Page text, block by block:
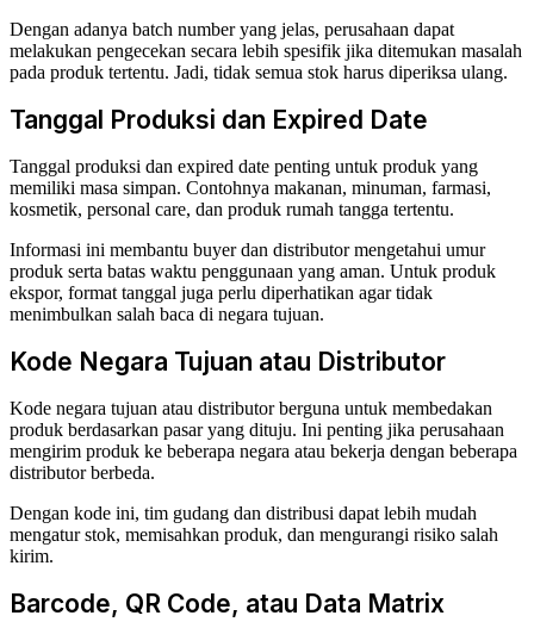
Dengan adanya batch number yang jelas, perusahaan dapat
melakukan pengecekan secara lebih spesifik jika ditemukan masalah
pada produk tertentu. Jadi, tidak semua stok harus diperiksa ulang.
Tanggal Produksi dan Expired Date
Tanggal produksi dan expired date penting untuk produk yang
memiliki masa simpan. Contohnya makanan, minuman, farmasi,
kosmetik, personal care, dan produk rumah tangga tertentu.
Informasi ini membantu buyer dan distributor mengetahui umur
produk serta batas waktu penggunaan yang aman. Untuk produk
ekspor, format tanggal juga perlu diperhatikan agar tidak
menimbulkan salah baca di negara tujuan.
Kode Negara Tujuan atau Distributor
Kode negara tujuan atau distributor berguna untuk membedakan
produk berdasarkan pasar yang dituju. Ini penting jika perusahaan
mengirim produk ke beberapa negara atau bekerja dengan beberapa
distributor berbeda.
Dengan kode ini, tim gudang dan distribusi dapat lebih mudah
mengatur stok, memisahkan produk, dan mengurangi risiko salah
kirim.
Barcode, QR Code, atau Data Matrix